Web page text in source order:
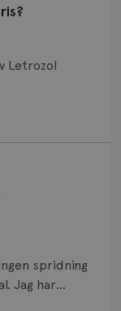
Letrozol
en del
din
Det kan ofta
se att
spridning
Jag har
färdig